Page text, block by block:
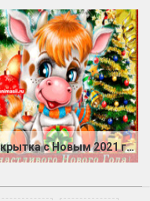
Открытка с Новым 2021 годом Быка